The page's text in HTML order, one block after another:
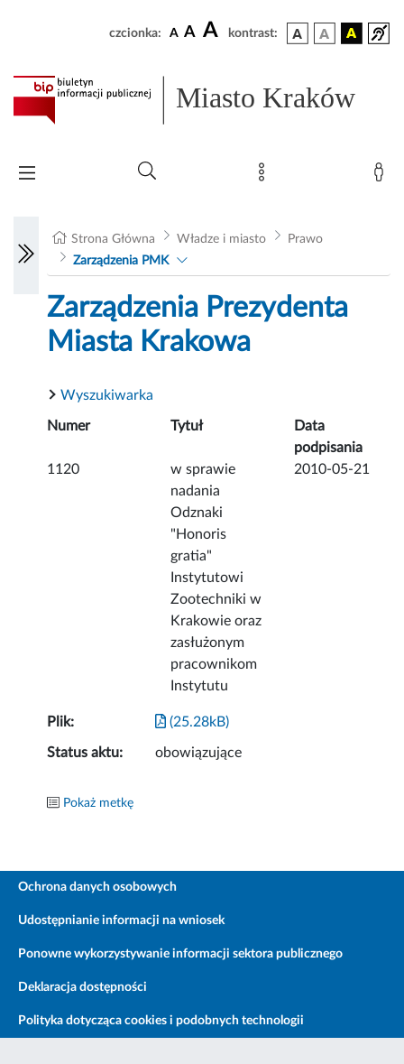
czcionka: A A A kontrast:
Miasto Kraków
Strona Główna Władze i miasto
Prawo
Zarządzenia PMK
Zarządzenia Prezydenta
Miasta Krakowa
Wyszukiwarka
Numer Tytuł
Data
podpisania
1120
w sprawie
nadania
Odznaki
"Honoris
gratia"
Instytutowi
Zootechniki w
Krakowie oraz
zasłużonym
pracownikom
Instytutu
2010-05-21
Plik: (25.28kB)
Status aktu: obowiązujące
Pokaż metkę
Ochrona danych osobowych
Udostępnianie informacji na wniosek
Ponowne wykorzystywanie informacji sektora publicznego
Deklaracja dostępności
Polityka dotycząca cookies i podobnych technologii